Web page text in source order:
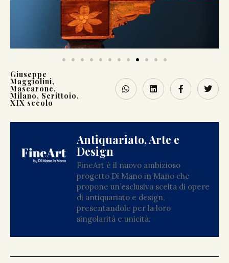
Giuseppe
Maggiolini,
Mascarone,
Milano, Scrittoio,
XIX secolo
Antiquariato, Arte e
Design
FineArt è il nuovo ambizioso
progetto Di Mano in Mano che
propone un’esclusiva scelta di opere
di antiquariato e design,
presentandole per la loro
singolarità e unicità.